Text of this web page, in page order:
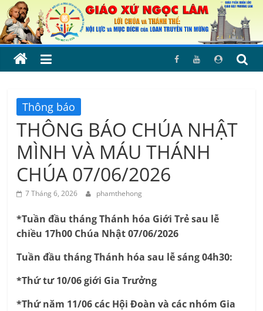
Skip
to
content
Thông báo
THÔNG BÁO CHÚA NHẬT
MÌNH VÀ MÁU THÁNH
CHÚA 07/06/2026
7 Tháng 6, 2026 phamthehong
*Tuần đầu tháng Thánh hóa Giới Trẻ sau lễ
chiều 17h00 Chúa Nhật 07/06/2026
Tuần đầu tháng Thánh hóa sau lễ sáng 04h30:
*Thứ tư 10/06 giới Gia Trưởng
*Thứ năm 11/06 các Hội Đoàn và các nhóm Gia